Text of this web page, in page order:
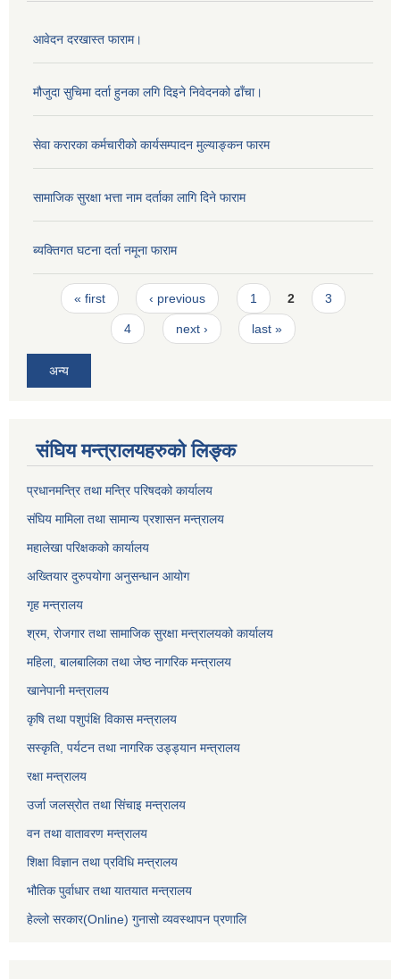
आवेदन दरखास्त फाराम।
मौजुदा सुचिमा दर्ता हुनका लगि दिइने निवेदनको ढाँचा।
सेवा करारका कर्मचारीको कार्यसम्पादन मुल्याङ्‍कन फारम
सामाजिक सुरक्षा भत्ता नाम दर्ताका लागि दिने फाराम
ब्यक्तिगत घटना दर्ता नमूना फाराम
Pages
« first ‹ previous 1 2 3
4 next › last »
अन्य
संघिय मन्त्रालयहरुको लिङ्‍क
प्रधानमन्त्रि तथा मन्त्रि परिषदको कार्यालय
संघिय मामिला तथा सामान्य प्रशासन मन्त्रालय
महालेखा परिक्षकको कार्यालय
अख्तियार दुरुपयोगा अनुसन्धान आयोग
गृह मन्त्रालय
श्रम, रोजगार तथा सामाजिक सुरक्षा मन्त्रालयको कार्यालय
महिला, बालबालिका तथा जेष्ठ नागरिक मन्त्रालय
खानेपानी मन्त्रालय
कृषि तथा पशुपंक्षि विकास मन्त्रालय
सस्कृति, पर्यटन तथा नागरिक उड्ड्यान मन्त्रालय
रक्षा मन्त्रालय
उर्जा जलस्रोत तथा सिंचाइ मन्‍त्रालय
वन तथा वातावरण मन्त्रालय
शिक्षा विज्ञान तथा प्रविधि मन्त्रालय
भौतिक पुर्वाधार तथा यातयात मन्त्रालय
हेल्लो सरकार(Online) गुनासो व्यवस्थापन प्रणालि